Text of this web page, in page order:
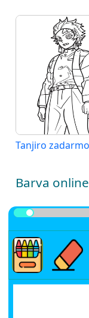
Tanjiro zadarmo
Barva